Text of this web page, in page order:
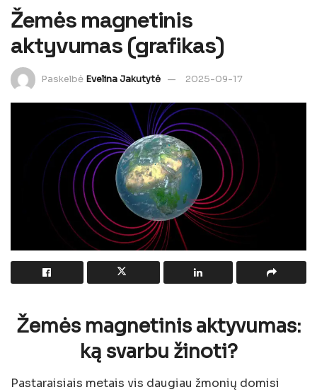
Žemės magnetinis
aktyvumas (grafikas)
Paskelbė Evelina Jakutytė 2025-09-17
Žemės magnetinis aktyvumas:
ką svarbu žinoti?
Pastaraisiais metais vis daugiau žmonių domisi